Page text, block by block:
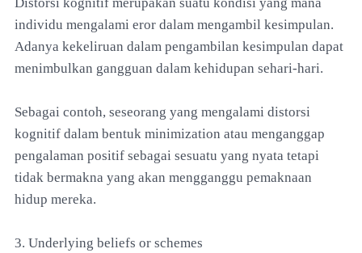
individu mengalami eror dalam mengambil kesimpulan.
Adanya kekeliruan dalam pengambilan kesimpulan dapat
menimbulkan gangguan dalam kehidupan sehari-hari.
Sebagai contoh, seseorang yang mengalami distorsi
kognitif dalam bentuk minimization atau menganggap
pengalaman positif sebagai sesuatu yang nyata tetapi
tidak bermakna yang akan mengganggu pemaknaan
hidup mereka.
3. Underlying beliefs or schemes